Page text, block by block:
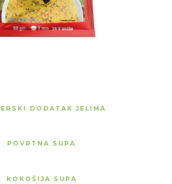
DODATAK JELIMA
POVRTNA SUPA
KOKOŠIJA SUPA